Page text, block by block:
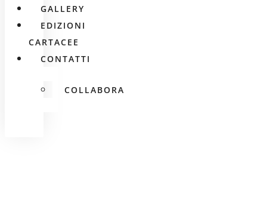
GALLERY
EDIZIONI
CARTACEE
CONTATTI
COLLABORA